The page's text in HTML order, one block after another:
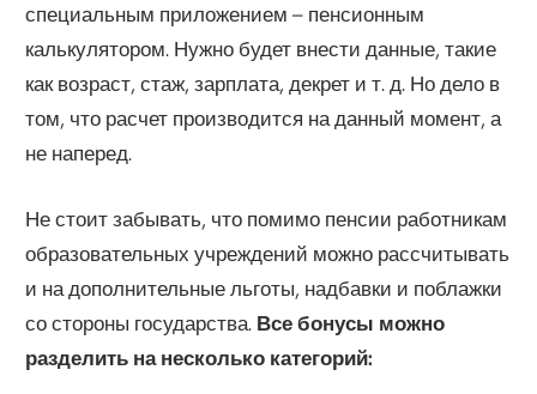
специальным приложением – пенсионным
калькулятором. Нужно будет внести данные, такие
как возраст, стаж, зарплата, декрет и т. д. Но дело в
том, что расчет производится на данный момент, а
не наперед.
Не стоит забывать, что помимо пенсии работникам
образовательных учреждений можно рассчитывать
и на дополнительные льготы, надбавки и поблажки
со стороны государства. Все бонусы можно
разделить на несколько категорий: